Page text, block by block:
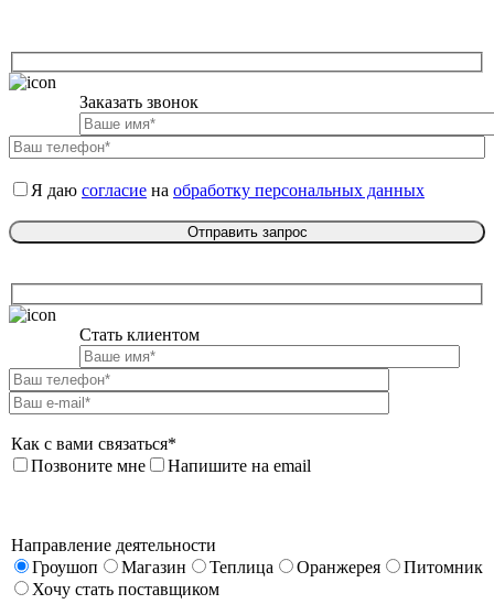
Заказать звонок
Я даю согласие на обработку персональных данных
Стать клиентом
Как с вами связаться*
Позвоните мне
Напишите на email
Направление деятельности
Гроушоп
Магазин Теплица Оранжерея
Питомник
Хочу стать поставщиком